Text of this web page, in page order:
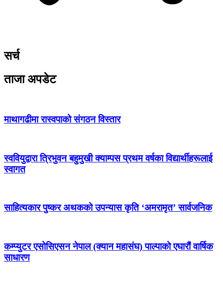
सर्च
ताजा अपडेट
माथागढीमा रास्वपाको संगठन विस्तार
स्ववियुद्वारा त्रिभुवन बहुमुखी क्याम्पस प्रथम वर्षका विद्यार्थीहरूलाई
स्वागत
साहित्यकार पुष्कर अथकको उपन्यास कृति ‘अमरामृत’ सार्वजनिक
कम्प्युटर एसोसिएसन नेपाल (क्यान महासंघ) पाल्पाको एघारौं वार्षिक
साधारण